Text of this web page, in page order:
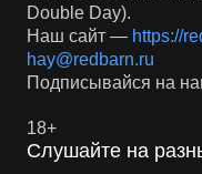
Double Day).
Наш сайт — https://
hay@redbarn.ru
Подписывайся на
18+
Слушайте на